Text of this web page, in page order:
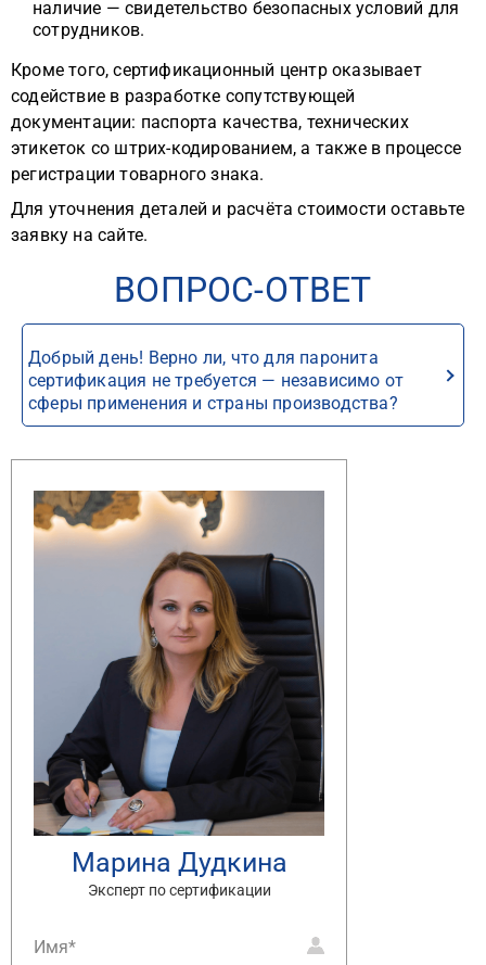
наличие — свидетельство безопасных условий для
сотрудников.
Кроме того, сертификационный центр оказывает
содействие в разработке сопутствующей
документации: паспорта качества, технических
этикеток со штрих-кодированием, а также в процессе
регистрации товарного знака.
Для уточнения деталей и расчёта стоимости оставьте
заявку на сайте.
ВОПРОС-ОТВЕТ
Добрый день! Верно ли, что для паронита
сертификация не требуется — независимо от
сферы применения и страны производства?
Марина Дудкина
Эксперт по сертификации